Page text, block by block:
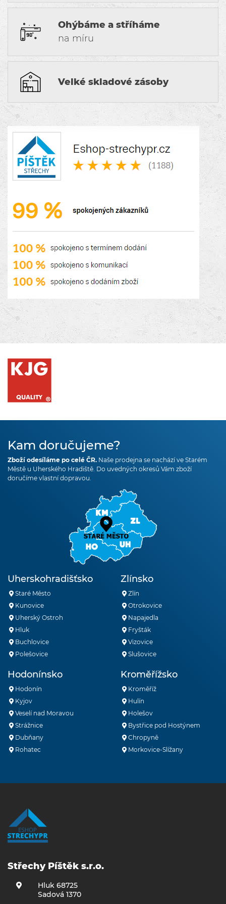
Ohýbáme a stříháme
na míru
Velké skladové zásoby
Kam doručujeme?
Zboží odesíláme po celé ČR. Naše prodejna se nachází ve Starém
Městě u Uherského Hradiště. Do uvedných okresů Vám zboží
doručíme vlastní dopravou.
Uherskohradišťsko
Staré Město
Kunovice
Uherský Ostroh
Hluk
Buchlovice
Polešovice
Zlínsko
Zlín
Otrokovice
Napajedla
Fryšták
Vizovice
Slušovice
Hodonínsko
Hodonín
Kyjov
Veselí nad Moravou
Strážnice
Dubňany
Rohatec
Kroměřížsko
Kroměříž
Hulín
Holešov
Bystřice pod Hostýnem
Chropyně
Morkovice-Slížany
Střechy Píštěk s.r.o.
Hluk 68725
Sadová 1370